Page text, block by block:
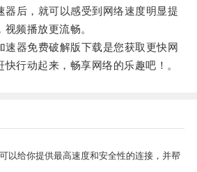
后，就可以感受到网络速度明显提
频播放更流畅。
器免费破解版下载是您获取更快网
行动起来，畅享网络的乐趣吧！。
以给你提供最高速度和安全性的连接，并帮